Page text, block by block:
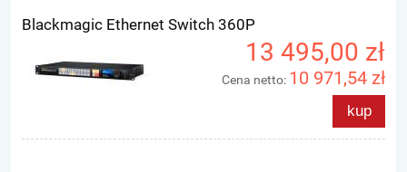
Blackmagic Ethernet Switch 360P
13 495,00 zł
Cena netto: 10 971,54 zł
kup